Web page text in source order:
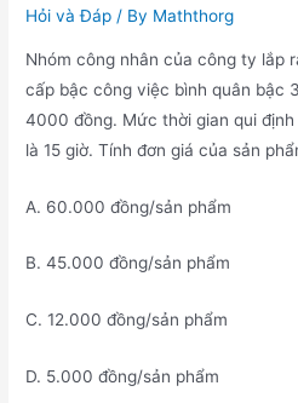
Hỏi và Đáp / By Maththorg
Nhóm công nhân của công ty lắp
cấp bậc công việc bình quân bậc
4000 đồng. Mức thời gian qui định
là 15 giờ. Tính đơn giá của sản
A. 60.000 đồng/sản phẩm
B. 45.000 đồng/sản phẩm
C. 12.000 đồng/sản phẩm
D. 5.000 đồng/sản phẩm